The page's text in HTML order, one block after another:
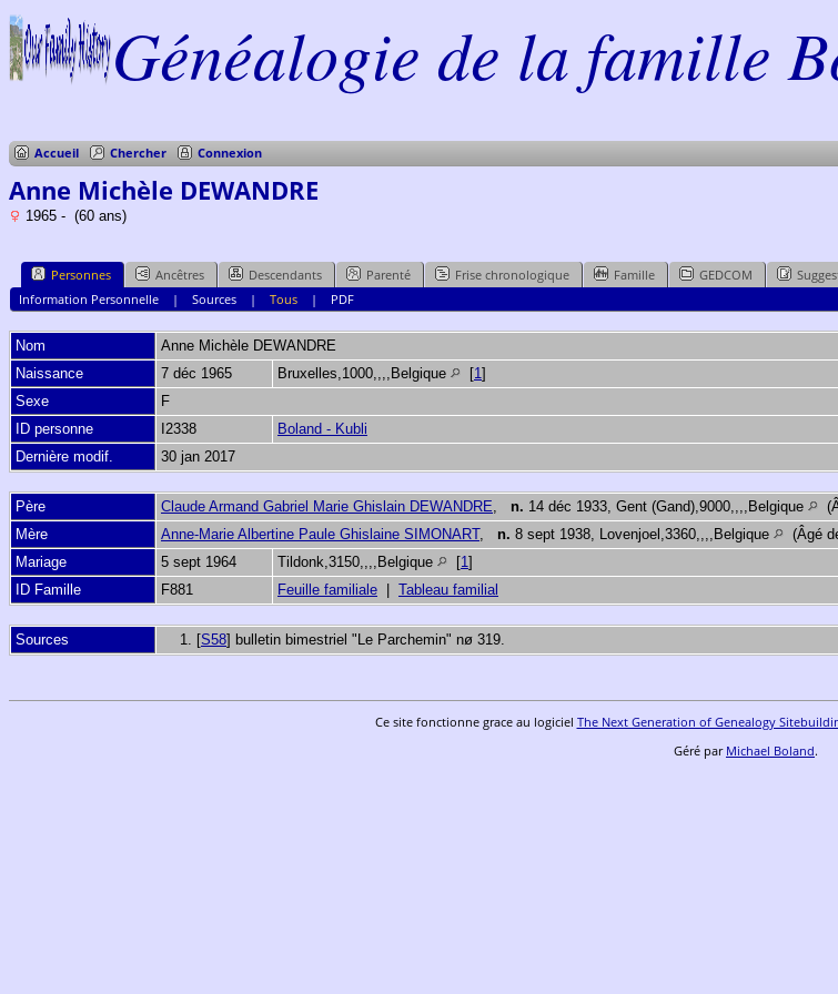
Généalogie de la famille
Accueil Chercher Connexion
Anne Michèle DEWANDRE
1965 - (60 ans)
Personnes Ancêtres Descendants Parenté Frise chronologique Famille GEDCOM
Information Personnelle| Sources| Tous| PDF
Nom Anne Michèle DEWANDRE
Naissance
7 déc 1965 Bruxelles,1000,,,,Belgique [1]
Sexe
F
ID personne
I2338
Boland - Kubli
Dernière modif.
30 jan 2017
Père Claude Armand Gabriel Marie Ghislain DEWANDRE, n. 14 déc 1933, Gent (Gand),9000,,,,Belgique
Mère
Anne-Marie Albertine Paule Ghislaine SIMONART, n. 8 sept 1938, Lovenjoel,3360,,,,Belgique
(Âgé
Mariage
5 sept 1964 Tildonk,3150,,,,Belgique [1]
ID Famille
F881 Feuille familiale Tableau familial
Sources [S58] bulletin bimestriel "Le Parchemin" nø 319.
Ce site fonctionne grace au logiciel The Next Generation of Genealogy
Géré par Michael Boland.